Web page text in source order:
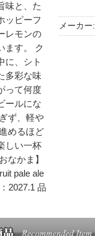
味と、た
ッピーフ
レモンの
ます。 ク
に、シト
多彩な味
って何度
ールにな
ず、軽や
めるほど
しい一杯
なかま】
pale ale
2027.1 品
メーカー: